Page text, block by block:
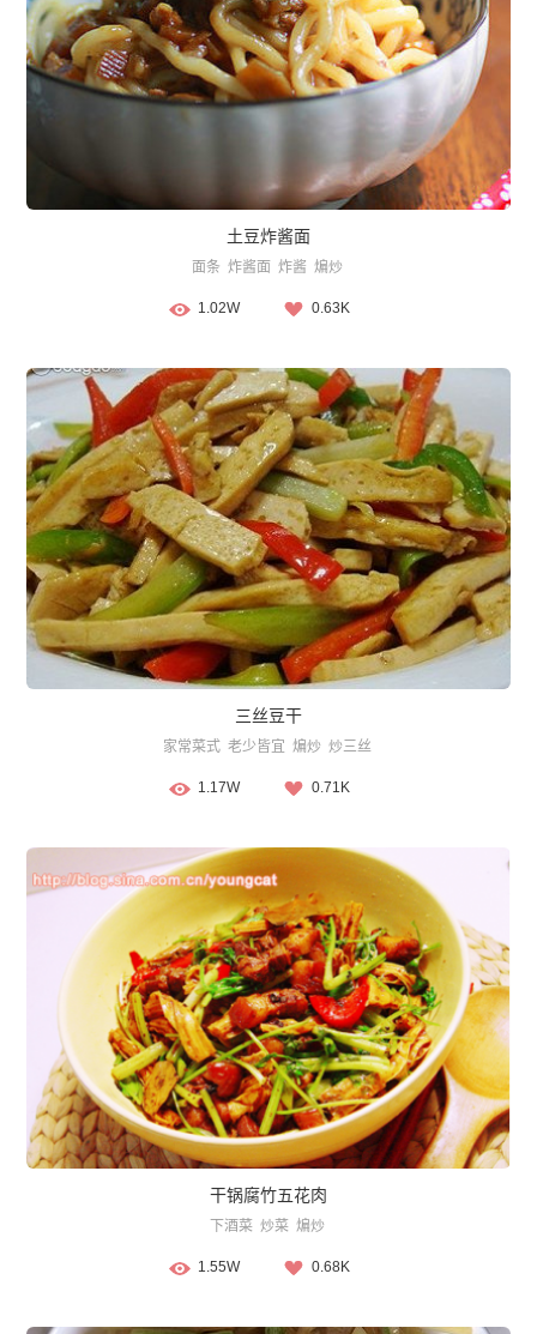
土豆炸酱面
面条 炸酱面 炸酱 煸炒
1.02W 0.63K
三丝豆干
家常菜式 老少皆宜 煸炒 炒三丝
1.17W 0.71K
干锅腐竹五花肉
下酒菜 炒菜 煸炒
1.55W 0.68K